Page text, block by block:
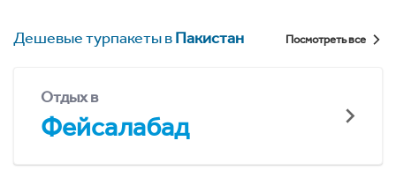
Дешевые турпакеты вПакистан Посмотреть все
Отдых в
Фейсалабад